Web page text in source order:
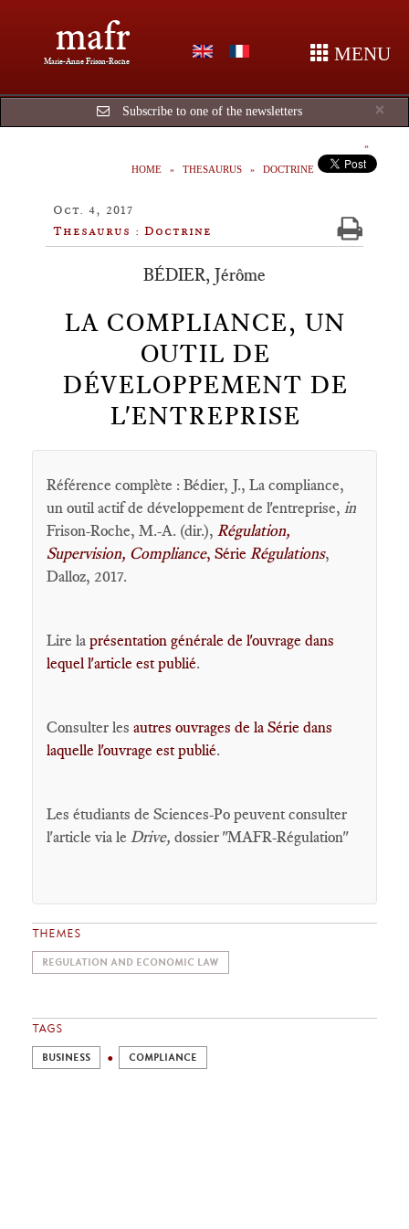
mafr
Marie-Anne Frison-Roche MENU
×
Subscribe to one of the newsletters
HOME THESAURUS DOCTRINE
Oct. 4, 2017
Thesaurus : Doctrine
BÉDIER, Jérôme
LA COMPLIANCE, UN
OUTIL DE
DÉVELOPPEMENT DE
L'ENTREPRISE
Référence complète : Bédier, J., La compliance,
un outil actif de développement de l'entreprise, in
Frison-Roche, M.-A. (dir.), Régulation,
Supervision, Compliance, Série Régulations,
Dalloz, 2017.
Lire la présentation générale de l'ouvrage dans
lequel l'article est publié.
Consulter les autres ouvrages de la Série dans
laquelle l'ouvrage est publié.
Les étudiants de Sciences-Po peuvent consulter
l'article via le Drive, dossier "MAFR-Régulation"
THEMES
REGULATION AND ECONOMIC LAW
TAGS
BUSINESS COMPLIANCE